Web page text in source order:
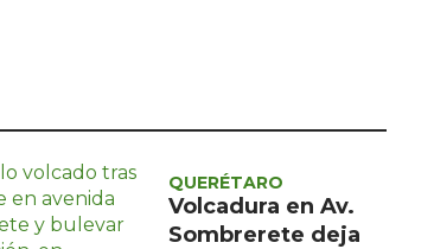
Política
Turismo
Asuntos Sociales
QUERÉTARO
Volcadura en Av.
Sombrerete deja